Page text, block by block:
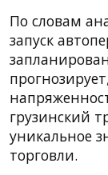
По словам
запуск
грузинский
уникальное
торговли.